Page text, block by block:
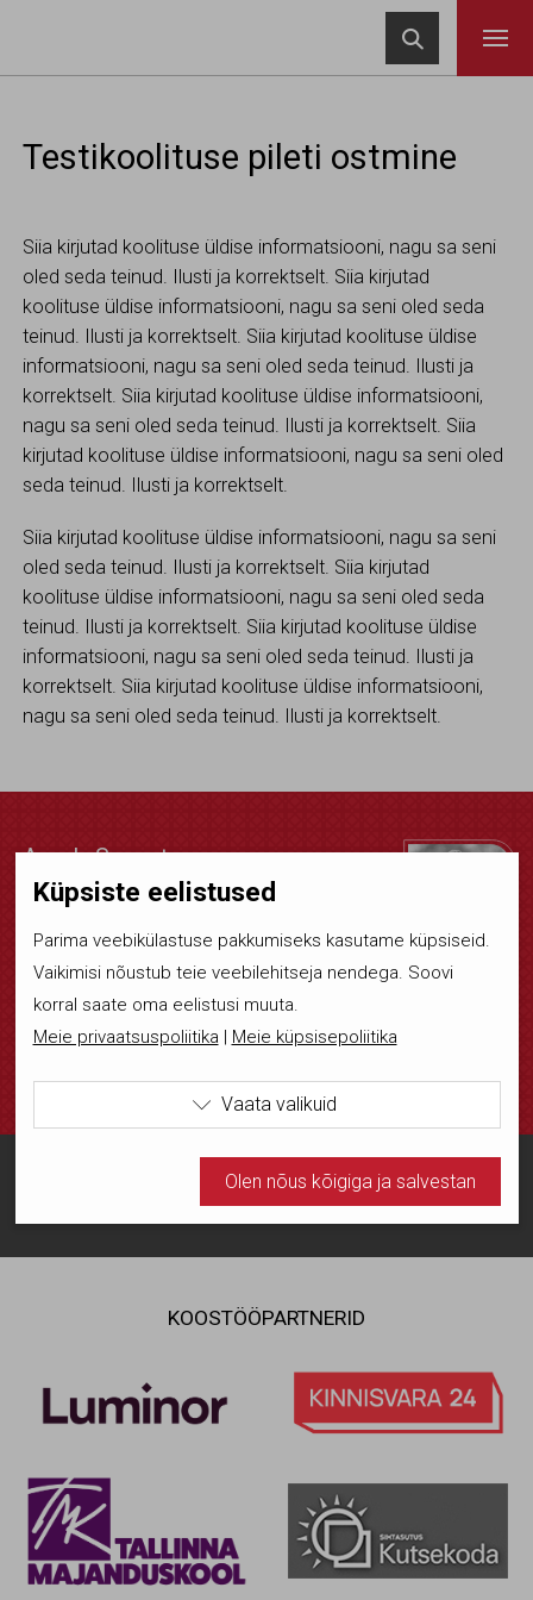

Testikoolituse pileti ostmine
Siia kirjutad koolituse üldise informatsiooni, nagu sa seni
oled seda teinud. Ilusti ja korrektselt. Siia kirjutad
koolituse üldise informatsiooni, nagu sa seni oled seda
teinud. Ilusti ja korrektselt. Siia kirjutad koolituse üldise
informatsiooni, nagu sa seni oled seda teinud. Ilusti ja
korrektselt. Siia kirjutad koolituse üldise informatsiooni,
nagu sa seni oled seda teinud. Ilusti ja korrektselt. Siia
kirjutad koolituse üldise informatsiooni, nagu sa seni oled
seda teinud. Ilusti ja korrektselt.
Siia kirjutad koolituse üldise informatsiooni, nagu sa seni
oled seda teinud. Ilusti ja korrektselt. Siia kirjutad
koolituse üldise informatsiooni, nagu sa seni oled seda
teinud. Ilusti ja korrektselt. Siia kirjutad koolituse üldise
informatsiooni, nagu sa seni oled seda teinud. Ilusti ja
korrektselt. Siia kirjutad koolituse üldise informatsiooni,
nagu sa seni oled seda teinud. Ilusti ja korrektselt.
Annely Sermat
EKMK büroo juht
+372 5620 9000
Annely poole võib pöörduda kõigis EKMK
liikmeid, kinnisvara vahendamisega seotud
teenuse kvaliteedi tagamise ja
küsimustes.
Korduma kippuvad küsimused
KOOSTÖÖPARTNERID
Küpsiste eelistused
Parima veebikülastuse pakkumiseks kasutame küpsiseid.
Vaikimisi nõustub teie veebilehitseja nendega. Soovi
korral saate oma eelistusi muuta.
Meie privaatsuspoliitika
Meie küpsisepoliitika
 Vaata valikuid
Kasutame tehnilisi küpsiseid, mis on vajalikud veebi
toimimiseks. Seadusega lubatud kohustuslikud
küpsised.
Olen nõus kõigiga ja salvestan